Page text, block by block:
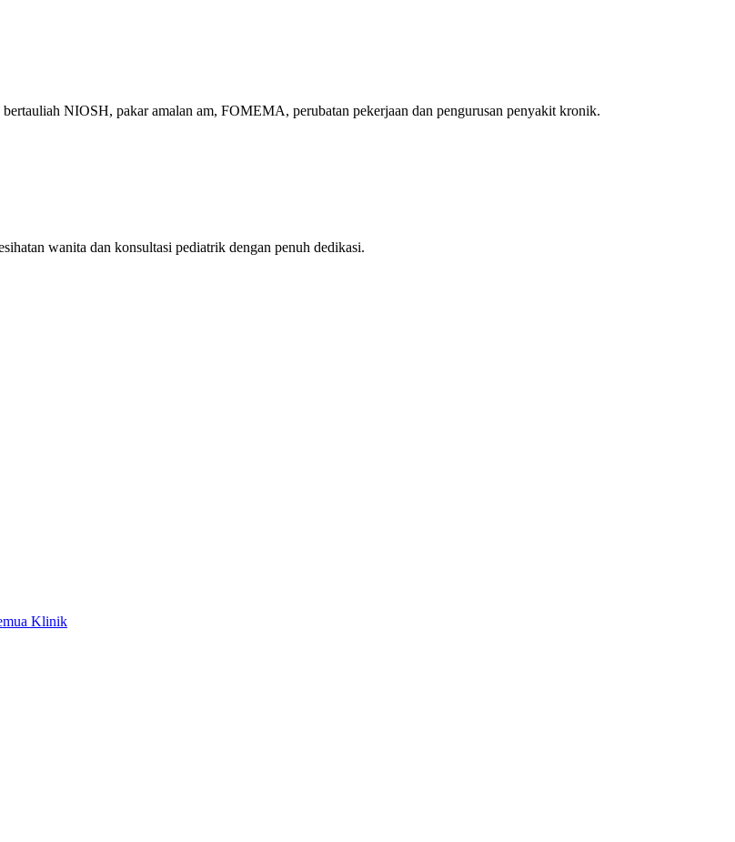
NIOSH, pakar amalan am, FOMEMA, perubatan pekerjaan dan pengurusan penyakit kronik.
wanita dan konsultasi pediatrik dengan penuh dedikasi.
Klinik